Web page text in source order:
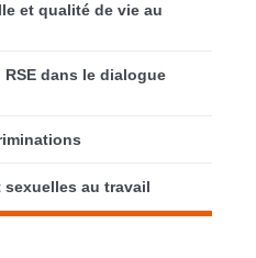
et qualité de vie au
dans le dialogue
au travail